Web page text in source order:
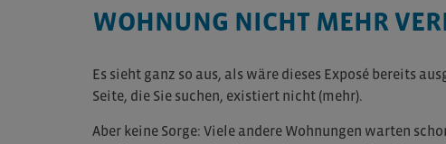
WOHNUNG NICHT MEHR
Es sieht ganz so aus, als wäre dieses Exposé bereits
Seite, die Sie suchen, existiert nicht (mehr).
Aber keine Sorge: Viele andere Wohnungen warten